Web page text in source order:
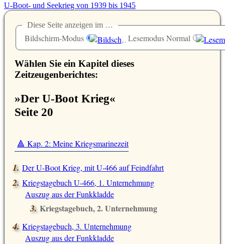
U-Boot- und Seekrieg von 1939 bis 1945
Diese Seite anzeigen im …
Bildschirm-Modus Lesemodus Normal
Wählen Sie ein Kapitel dieses
Zeitzeugenberichtes:
»Der U-Boot Krieg«
Seite 20
🔺 Kap. 2: Meine Kriegsmarinezeit
Der U-Boot Krieg, mit U-466 auf Feindfahrt
Kriegstagebuch U-466, 1. Unternehmung
Auszug aus der Funkkladde
Kriegstagebuch, 2. Unternehmung
Kriegstagebuch, 3. Unternehmung
Auszug aus der Funkkladde